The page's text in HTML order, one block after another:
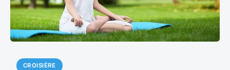
CROISIÈRE